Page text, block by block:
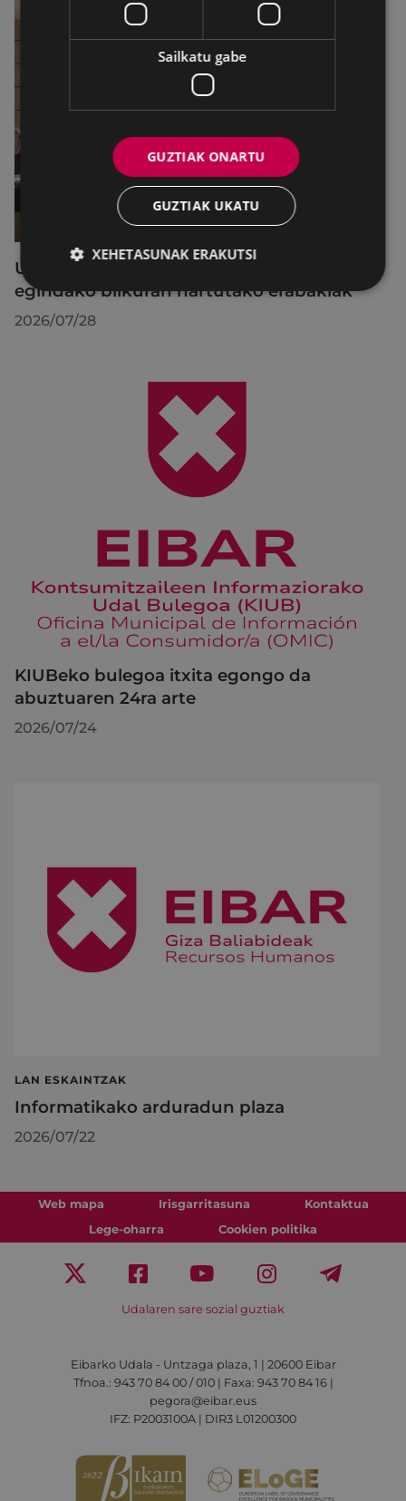
Udalbatzak 2026ko uztailaren 27an
egindako bilkuran hartutako erabakiak
2026/07/28
KIUBeko bulegoa itxita egongo da
abuztuaren 24ra arte
2026/07/24
LAN ESKAINTZAK
Informatikako arduradun plaza
2026/07/22
Web mapa Irisgarritasuna
Kontaktua
Lege-oharra
Cookien politika
Udalaren sare sozial guztiak
Eibarko Udala - Untzaga plaza, 1 | 20600 Eibar
Tfnoa.: 943 70 84 00 / 010 | Faxa: 943 70 84 16 |
pegora@eibar.eus
IFZ: P2003100A | DIR3 L01200300
Sailkatu gabe
GUZTIAK ONARTU
GUZTIAK UKATU
XEHETASUNAK ERAKUTSI